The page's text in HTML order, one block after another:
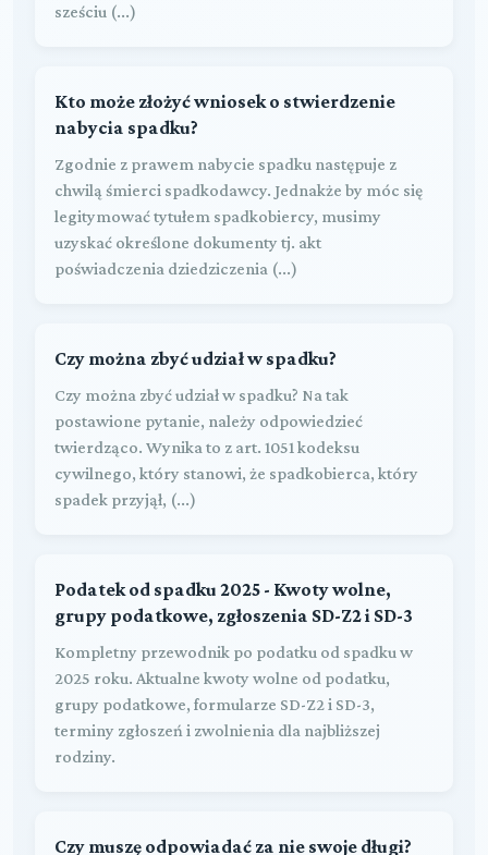
sześciu (...)
Kto może złożyć wniosek o stwierdzenie
nabycia spadku?
Zgodnie z prawem nabycie spadku następuje z
chwilą śmierci spadkodawcy. Jednakże by móc się
legitymować tytułem spadkobiercy, musimy
uzyskać określone dokumenty tj. akt
poświadczenia dziedziczenia (...)
Czy można zbyć udział w spadku?
Czy można zbyć udział w spadku? Na tak
postawione pytanie, należy odpowiedzieć
twierdząco. Wynika to z art. 1051 kodeksu
cywilnego, który stanowi, że spadkobierca, który
spadek przyjął, (...)
Podatek od spadku 2025 - Kwoty wolne,
grupy podatkowe, zgłoszenia SD-Z2 i SD-3
Kompletny przewodnik po podatku od spadku w
2025 roku. Aktualne kwoty wolne od podatku,
grupy podatkowe, formularze SD-Z2 i SD-3,
terminy zgłoszeń i zwolnienia dla najbliższej
rodziny.
Czy muszę odpowiadać za nie swoje długi?